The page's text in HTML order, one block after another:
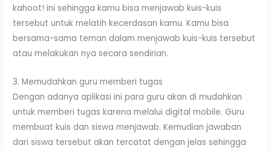
kahoot! ini sehingga kamu bisa menjawab kuis-kuis
tersebut untuk melatih kecerdasan kamu. Kamu bisa
bersama-sama teman dalam menjawab kuis-kuis tersebut
atau melakukan nya secara sendirian.
3. Memudahkan guru memberi tugas
Dengan adanya aplikasi ini para guru akan di mudahkan
untuk memberi tugas karena melalui digital mobile. Guru
membuat kuis dan siswa menjawab. Kemudian jawaban
dari siswa tersebut akan tercatat dengan jelas sehingga